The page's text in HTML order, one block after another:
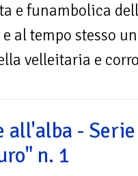
e funambolica
al tempo stesso
velleitaria e
all'alba -
n. 1